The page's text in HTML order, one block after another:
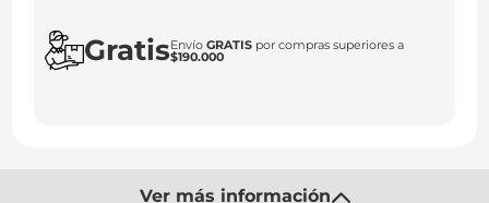
GratisEnvíoGRATIS por compras superiores a
$190.000
Ver más información